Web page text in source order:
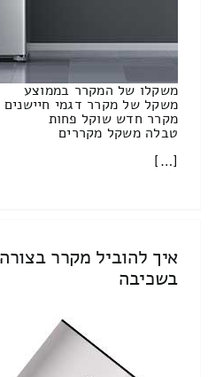
משקלו של המקרר בממוצע
משקל של מקרר דגמי חיישנים
מקרר חדש שוקל פחות
טבלה משקל מקררים
[…]
איך להוביל מקרר
בשכיבה